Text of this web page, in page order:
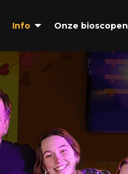
Info Onze bioscopen